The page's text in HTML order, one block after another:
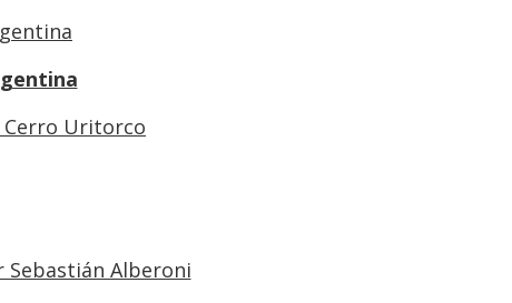
Cerro Uritorco
Sebastián Alberoni